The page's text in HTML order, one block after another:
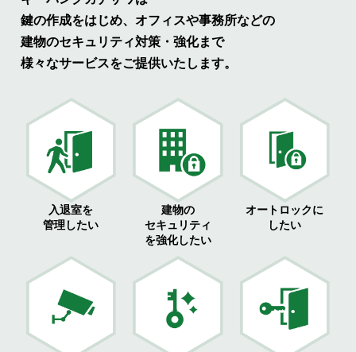
鍵の作成をはじめ、オフィスや事務所などの
建物のセキュリティ対策・強化まで
様々なサービスをご提供いたします。
入退室を
管理したい
建物の
セキュリティ
を強化したい
オートロックに
したい